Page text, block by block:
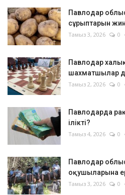
Павлодар
сұрыптарын
Тамыз 3, 2026 0
Павлодар
шахматшылар
Тамыз 2, 2026 0
Павлодарда
ілікті?
Тамыз 4, 2026 0
Павлодар
оқушыларына
Тамыз 3, 2026 0